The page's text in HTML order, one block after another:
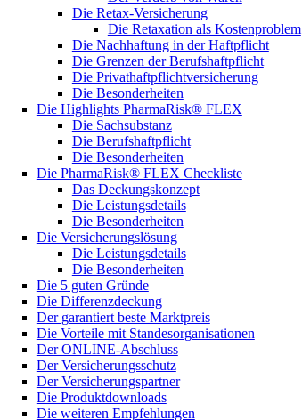
Die Retax-Versicherung
Die Retaxation als Kostenproblem
Die Nachhaftung in der Haftpflicht
Die Grenzen der Berufshaftpflicht
Die Privathaftpflichtversicherung
Die Besonderheiten
Die Highlights PharmaRisk® FLEX
Die Sachsubstanz
Die Berufshaftpflicht
Die Besonderheiten
Die PharmaRisk® FLEX Checkliste
Das Deckungskonzept
Die Leistungsdetails
Die Besonderheiten
Die Versicherungslösung
Die Leistungsdetails
Die Besonderheiten
Die 5 guten Gründe
Die Differenzdeckung
Der garantiert beste Marktpreis
Die Vorteile mit Standesorganisationen
Der ONLINE-Abschluss
Der Versicherungsschutz
Der Versicherungspartner
Die Produktdownloads
Die weiteren Empfehlungen